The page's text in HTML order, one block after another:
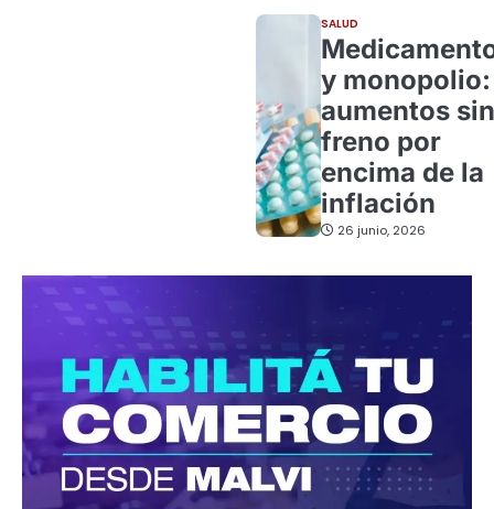
SALUD
y monopolio:
aumentos sin
freno por
encima de la
inflación
26 junio, 2026